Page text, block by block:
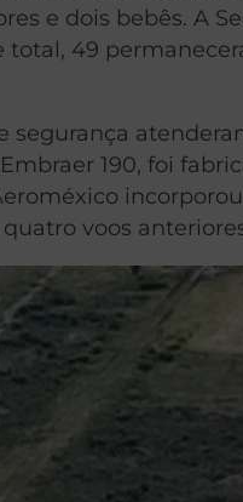
e dois bebês. A
total, 49
segurança
190, foi
voos